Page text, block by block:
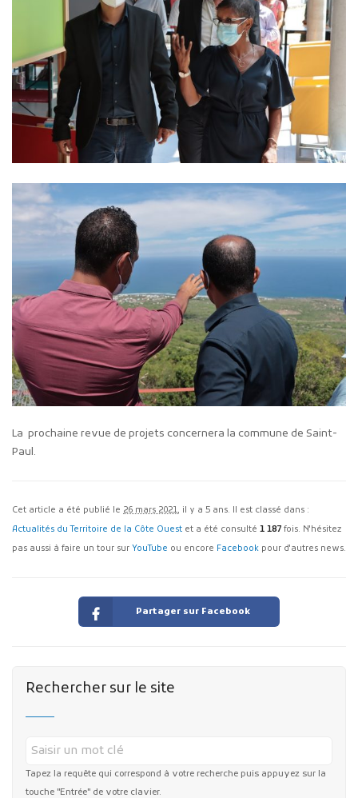
La prochaine revue de projets concernera la commune de Saint-
Paul.
Cet article a été publié le 26 mars 2021, il y a 5 ans. Il est classé dans :
Actualités du Territoire de la Côte Ouest et a été consulté 1 187 fois. N'hésitez
pas aussi à faire un tour sur YouTube ou encore Facebook pour d'autres news.
Partager sur Facebook
Rechercher sur le site
Tapez la requête qui correspond à votre recherche puis appuyez sur la
touche "Entrée" de votre clavier.